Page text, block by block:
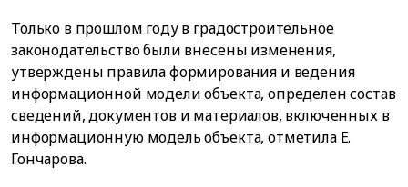
Только в прошлом году в градостроительное
законодательство были внесены изменения,
утверждены правила формирования и ведения
информационной модели объекта, определен состав
сведений, документов и материалов, включенных в
информационную модель объекта, отметила Е.
Гончарова.